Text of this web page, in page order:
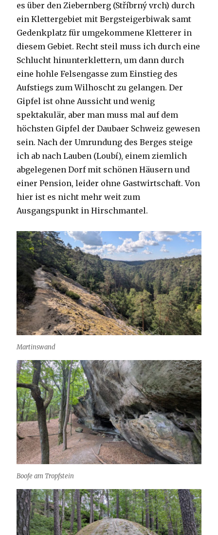
es über den Ziebernberg (Stříbrný vrch) durch
ein Klettergebiet mit Bergsteigerbiwak samt
Gedenkplatz für umgekommene Kletterer in
diesem Gebiet. Recht steil muss ich durch eine
Schlucht hinunterklettern, um dann durch
eine hohle Felsengasse zum Einstieg des
Aufstiegs zum Wilhoscht zu gelangen. Der
Gipfel ist ohne Aussicht und wenig
spektakulär, aber man muss mal auf dem
höchsten Gipfel der Daubaer Schweiz gewesen
sein. Nach der Umrundung des Berges steige
ich ab nach Lauben (Loubí), einem ziemlich
abgelegenen Dorf mit schönen Häusern und
einer Pension, leider ohne Gastwirtschaft. Von
hier ist es nicht mehr weit zum
Ausgangspunkt in Hirschmantel.
Martinswand
Boofe am Tropfstein